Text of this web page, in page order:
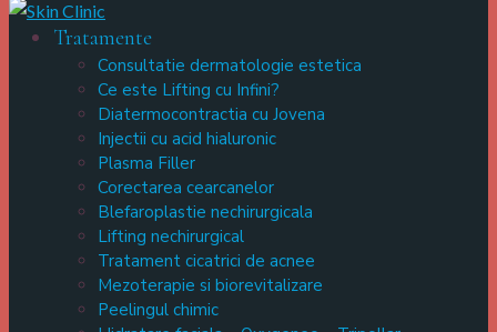
Tratamente
Consultatie dermatologie estetica
Ce este Lifting cu Infini?
Diatermocontractia cu Jovena
Injectii cu acid hialuronic
Plasma Filler
Corectarea cearcanelor
Blefaroplastie nechirurgicala
Lifting nechirurgical
Tratament cicatrici de acnee
Mezoterapie si biorevitalizare
Peelingul chimic